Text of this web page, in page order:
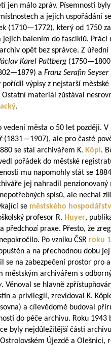
jen málo zpráv. Písemnosti
a jejich uspořádání
(1710—1772), který od 1750
jejich balením do fasciklů. Práci
opět bez správce. Z úřední
Karel Pattberg (1750—1800
) a Franz Serafin Seyser
pořídil výpisy z nejstarší městské
materiál zůstával
.
města o 50 let později. V
(1831—1907), ale pro časté
se stal archivářem K. Köpl .
pořádek do městské
mu napomohly stát se
jej nahradil penzionovaný
spisů, ale nechal
se městského
profesor R. Huyer,
praxe. Přesto, že
Po vzniku ČSR roku
a na přechodnou dobu
se na zabezpečení prostor pro
archivářem s
. Věnoval se hlavně
a privilegií, zrevidoval K.
a cílevědomě budoval
do péče archivu. Roku 1943
byly nejdůležitější části
Újezdě a Olešnici,